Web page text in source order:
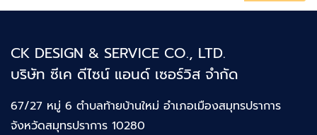
CK DESIGN & SERVICE CO., LTD.
บริษัท ซีเค ดีไซน์ แอนด์ เซอร์วิส จำกัด
67/27 หมู่ 6 ตำบลท้ายบ้านใหม่ อำเภอเมืองสมุทรปราการ
จังหวัดสมุทรปราการ 10280